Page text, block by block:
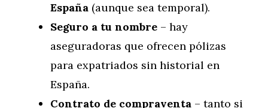
España (aunque sea temporal).
Seguro a tu nombre – hay
aseguradoras que ofrecen pólizas
para expatriados sin historial en
España.
Contrato de compraventa – tanto si